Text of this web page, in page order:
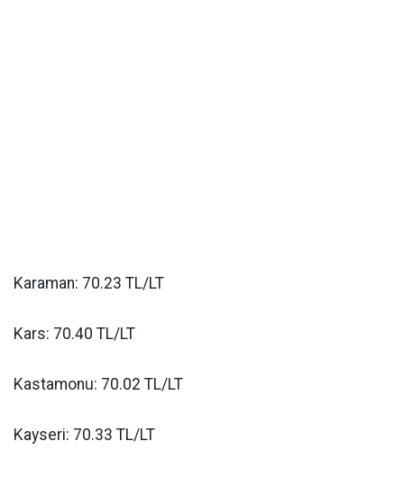
Karaman: 70.23 TL/LT
Kars: 70.40 TL/LT
Kastamonu: 70.02 TL/LT
Kayseri: 70.33 TL/LT